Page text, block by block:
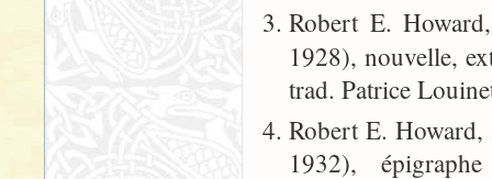
Robert E.
1928), nouvelle,
trad. Patrice
Robert E. Howard,
1932),